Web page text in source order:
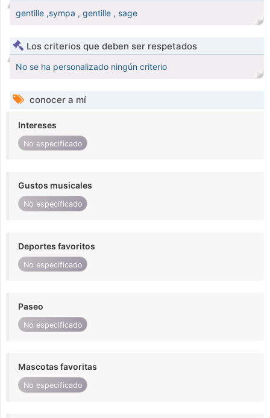
gentille ,sympa , gentille , sage
Los criterios que deben ser respetados
No se ha personalizado ningún criterio
conocer a mí
Intereses
No especificado
Gustos musicales
No especificado
Deportes favoritos
No especificado
Paseo
No especificado
Mascotas favoritas
No especificado